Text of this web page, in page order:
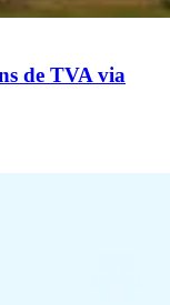
de TVA via